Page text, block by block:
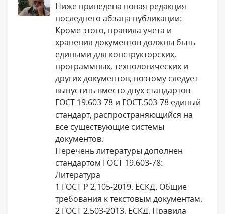
Ниже приведена новая редакция
последнего абзаца публикации:
Кроме этого, правила учета и
хранения документов должны быть
едиными для конструкторских,
программных, технологических и
других документов, поэтому следует
выпустить вместо двух стандартов
ГОСТ 19.603-78 и ГОСТ.503-78 единый
стандарт, распространяющийся на
все существующие системы
документов.
Перечень литературы дополнен
стандартом ГОСТ 19.603-78:
Литература
1 ГОСТ Р 2.105-2019. ЕСКД. Общие
требования к текстовым документам.
2 ГОСТ 2.503-2013. ЕСКД. Правила